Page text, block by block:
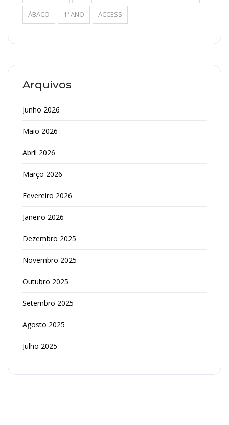
ÁBACO 1º ANO ACCESS
Arquivos
Junho 2026
Maio 2026
Abril 2026
Março 2026
Fevereiro 2026
Janeiro 2026
Dezembro 2025
Novembro 2025
Outubro 2025
Setembro 2025
Agosto 2025
Julho 2025